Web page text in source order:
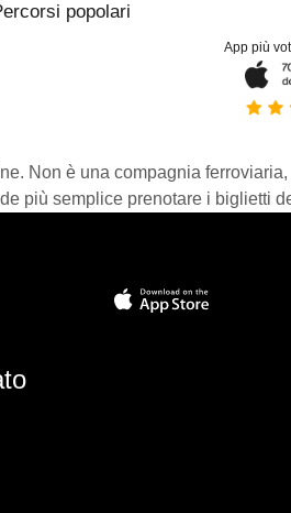
popolari
App più
Non è una compagnia
più semplice prenotare i biglietti